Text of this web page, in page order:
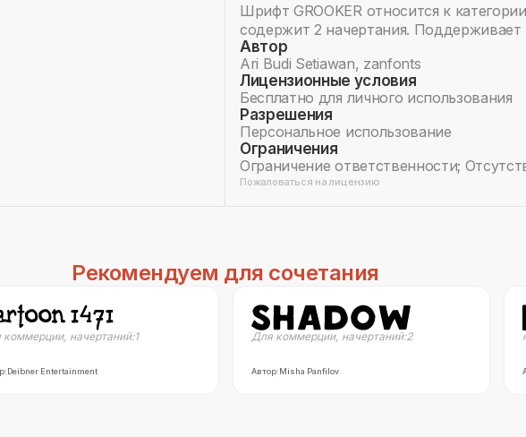
Шрифт GROOKER относится к
содержит 2 начертания. Поддерживает
Автор
Ari Budi Setiawan, zanfonts
Лицензионные условия
Бесплатно для личного использования
Разрешения
Персональное использование
Ограничения
Ограничение ответственности;
Пожаловаться на лицензию
Рекомендуем для сочетания
коммерции, начертаний:1
Deibner Entertainment
Для коммерции, начертаний:2
Автор:Misha Panfilov